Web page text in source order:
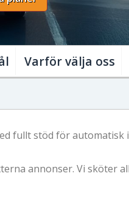
Varför välja oss
fullt stöd för automatisk
annonser. Vi sköter